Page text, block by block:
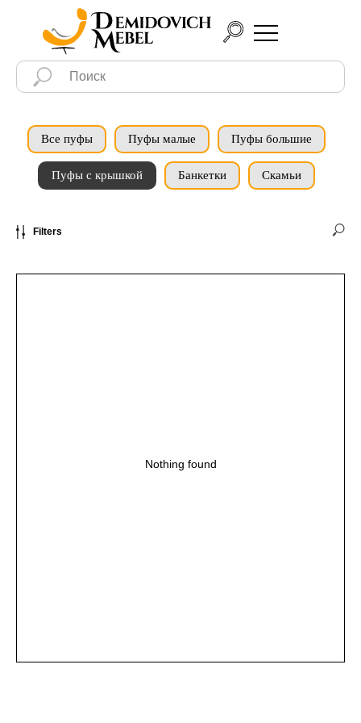
Все пуфы Пуфы малые Пуфы большие
Пуфы с крышкой Банкетки Скамьи
Filters
Nothing found
+7(985) 538-05-45